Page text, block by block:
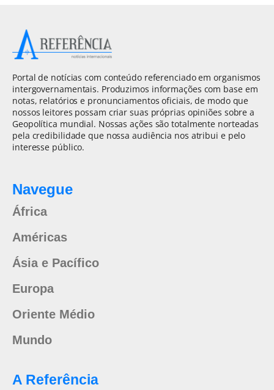
Portal de notícias com conteúdo referenciado em organismos
intergovernamentais. Produzimos informações com base em
notas, relatórios e pronunciamentos oficiais, de modo que
nossos leitores possam criar suas próprias opiniões sobre a
Geopolítica mundial. Nossas ações são totalmente norteadas
pela credibilidade que nossa audiência nos atribui e pelo
interesse público.
Navegue
África
Américas
Ásia e Pacífico
Europa
Oriente Médio
Mundo
A Referência